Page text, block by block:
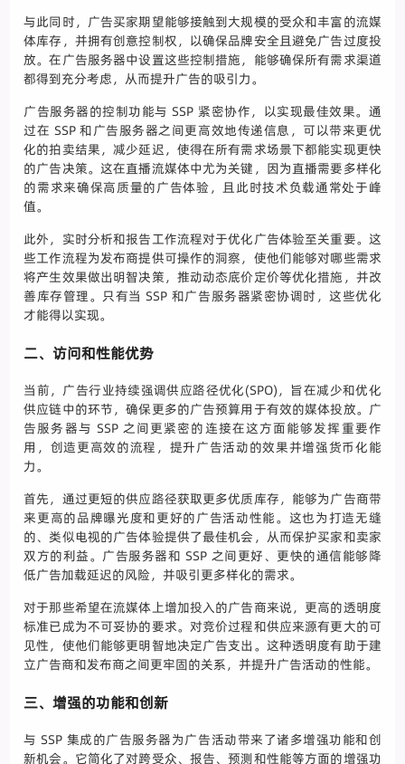
与此同时，广告买家期望能够接触到大规模的受众和丰富的流媒
体库存，并拥有创意控制权，以确保品牌安全且避免广告过度投
放。在广告服务器中设置这些控制措施，能够确保所有需求渠道
都得到充分考虑，从而提升广告的吸引力。
广告服务器的控制功能与 SSP 紧密协作，以实现最佳效果。通
过在 SSP 和广告服务器之间更高效地传递信息，可以带来更优
化的拍卖结果，减少延迟，使得在所有需求场景下都能实现更快
的广告决策。这在直播流媒体中尤为关键，因为直播需要多样化
的需求来确保高质量的广告体验，且此时技术负载通常处于峰
值。
此外，实时分析和报告工作流程对于优化广告体验至关重要。这
些工作流程为发布商提供可操作的洞察，使他们能够对哪些需求
将产生效果做出明智决策，推动动态底价定价等优化措施，并改
善库存管理。只有当 SSP 和广告服务器紧密协调时，这些优化
才能得以实现。
二、访问和性能优势
当前，广告行业持续强调供应路径优化(SPO)，旨在减少和优化
供应链中的环节，确保更多的广告预算用于有效的媒体投放。广
告服务器与 SSP 之间更紧密的连接在这方面能够发挥重要作
用，创造更高效的流程，提升广告活动的效果并增强货币化能
力。
首先，通过更短的供应路径获取更多优质库存，能够为广告商带
来更高的品牌曝光度和更好的广告活动性能。这也为打造无缝
的、类似电视的广告体验提供了最佳机会，从而保护买家和卖家
双方的利益。广告服务器和 SSP 之间更好、更快的通信能够降
低广告加载延迟的风险，并吸引更多样化的需求。
对于那些希望在流媒体上增加投入的广告商来说，更高的透明度
标准已成为不可妥协的要求。对竞价过程和供应来源有更大的可
见性，使他们能够更明智地决定广告支出。这种透明度有助于建
立广告商和发布商之间更牢固的关系，并提升广告活动的性能。
三、增强的功能和创新
与 SSP 集成的广告服务器为广告活动带来了诸多增强功能和创
新机会。它简化了对跨受众、报告、预测和性能等方面的增强功